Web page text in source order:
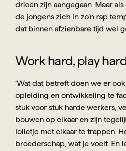
drieën zijn aangegaan. Maar
de jongens zich in zo’n rap
dat binnen afzienbare tijd wel
Work hard, play
‘Wat dat betreft doen we er
opleiding en ontwikkeling te
stuk voor stuk harde werkers,
bouwen op elkaar en zijn
lolletje met elkaar te trappen.
broederschap, wat je voelt. En